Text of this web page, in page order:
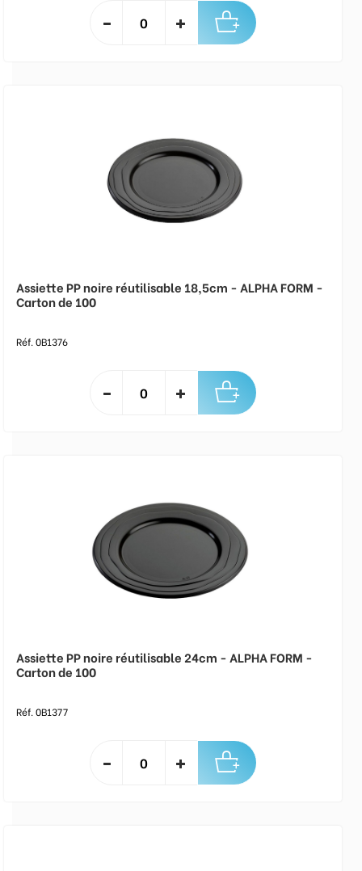
Assiette PP noire réutilisable 18,5cm - ALPHA FORM -
Carton de 100
Réf. 0B1376
Assiette PP noire réutilisable 24cm - ALPHA FORM -
Carton de 100
Réf. 0B1377